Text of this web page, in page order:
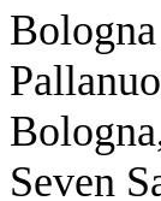
Seven